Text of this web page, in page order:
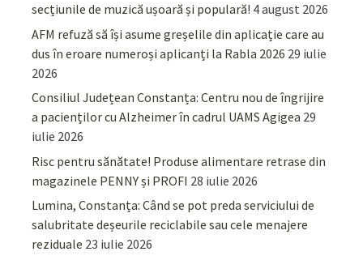
secțiunile de muzică ușoară și populară! 4 august 2026
AFM refuză să își asume greșelile din aplicație care au
dus în eroare numeroși aplicanți la Rabla 2026 29 iulie
2026
Consiliul Județean Constanța: Centru nou de îngrijire
a pacienților cu Alzheimer în cadrul UAMS Agigea 29
iulie 2026
Risc pentru sănătate! Produse alimentare retrase din
magazinele PENNY și PROFI 28 iulie 2026
Lumina, Constanța: Când se pot preda serviciului de
salubritate deșeurile reciclabile sau cele menajere
reziduale 23 iulie 2026